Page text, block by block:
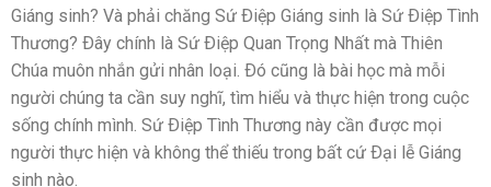
Giáng sinh? Và phải chăng Sứ Ðiệp Giáng sinh là Sứ Ðiệp Tình
Thương? Ðây chính là Sứ Ðiệp Quan Trọng Nhất mà Thiên
Chúa muôn nhắn gửi nhân loại. Ðó cũng là bài học mà mỗi
người chúng ta cần suy nghĩ, tìm hiểu và thực hiện trong cuộc
sống chính mình. Sứ Ðiệp Tình Thương này cần được mọi
người thực hiện và không thể thiếu trong bất cứ Ðại lễ Giáng
sinh nào.